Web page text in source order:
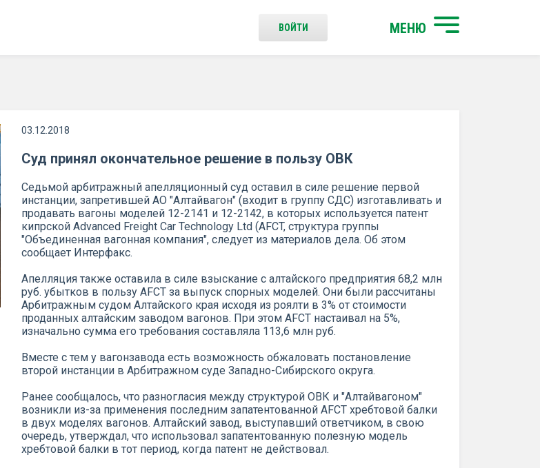
МЕНЮ
ВОЙТИ
03.12.2018
Суд принял окончательное решение в пользу ОВК
Седьмой арбитражный апелляционный суд оставил в силе решение первой
инстанции, запретившей АО "Алтайвагон" (входит в группу СДС) изготавливать и
продавать вагоны моделей 12-2141 и 12-2142, в которых используется патент
кипрской Advanced Freight Car Technology Ltd (AFCT, структура группы
"Объединенная вагонная компания", следует из материалов дела. Об этом
сообщает Интерфакс.
Апелляция также оставила в силе взыскание с алтайского предприятия 68,2 млн
руб. убытков в пользу AFCT за выпуск спорных моделей. Они были рассчитаны
Арбитражным судом Алтайского края исходя из роялти в 3% от стоимости
проданных алтайским заводом вагонов. При этом AFCT настаивал на 5%,
изначально сумма его требования составляла 113,6 млн руб.
Вместе с тем у вагонзавода есть возможность обжаловать постановление
второй инстанции в Арбитражном суде Западно-Сибирского округа.
Ранее сообщалось, что разногласия между структурой ОВК и "Алтайвагоном"
возникли из-за применения последним запатентованной AFCT хребтовой балки
в двух моделях вагонов. Алтайский завод, выступавший ответчиком, в свою
очередь, утверждал, что использовал запатентованную полезную модель
хребтовой балки в тот период, когда патент не действовал.